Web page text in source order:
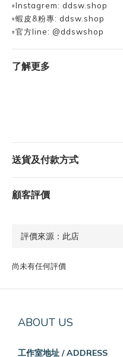
▫️Instagrem: ddsw.shop
▫️蝦皮&粉專: ddsw.shop
▫️官方line: @ddswshop
了解更多
送貨及付款方式
顧客評價
尚未有任何評價
ABOUT US
工作室地址 / ADDRESS